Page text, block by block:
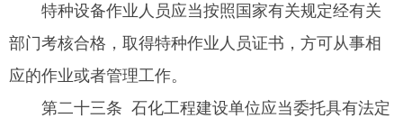
特种设备作业人员应当按照国家有关规定经有关
部门考核合格，取得特种作业人员证书，方可从事相
应的作业或者管理工作。
第二十三条 石化工程建设单位应当委托具有法定